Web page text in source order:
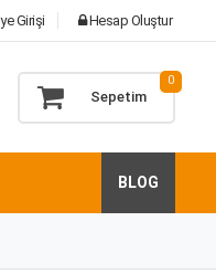
Girişi Hesap Oluştur
Sepetim
0
BLOG